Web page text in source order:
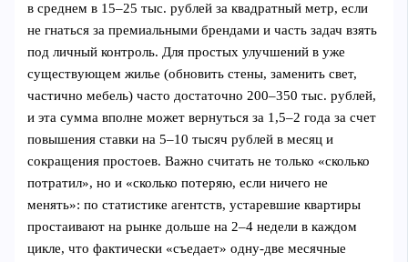
в среднем в 15–25 тыс. рублей за квадратный метр, если
не гнаться за премиальными брендами и часть задач взять
под личный контроль. Для простых улучшений в уже
существующем жилье (обновить стены, заменить свет,
частично мебель) часто достаточно 200–350 тыс. рублей,
и эта сумма вполне может вернуться за 1,5–2 года за счет
повышения ставки на 5–10 тысяч рублей в месяц и
сокращения простоев. Важно считать не только «сколько
потратил», но и «сколько потеряю, если ничего не
менять»: по статистике агентств, устаревшие квартиры
простаивают на рынке дольше на 2–4 недели в каждом
цикле, что фактически «съедает» одну‑две месячные